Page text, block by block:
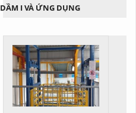
DẦM I VÀ ỨNG DỤNG